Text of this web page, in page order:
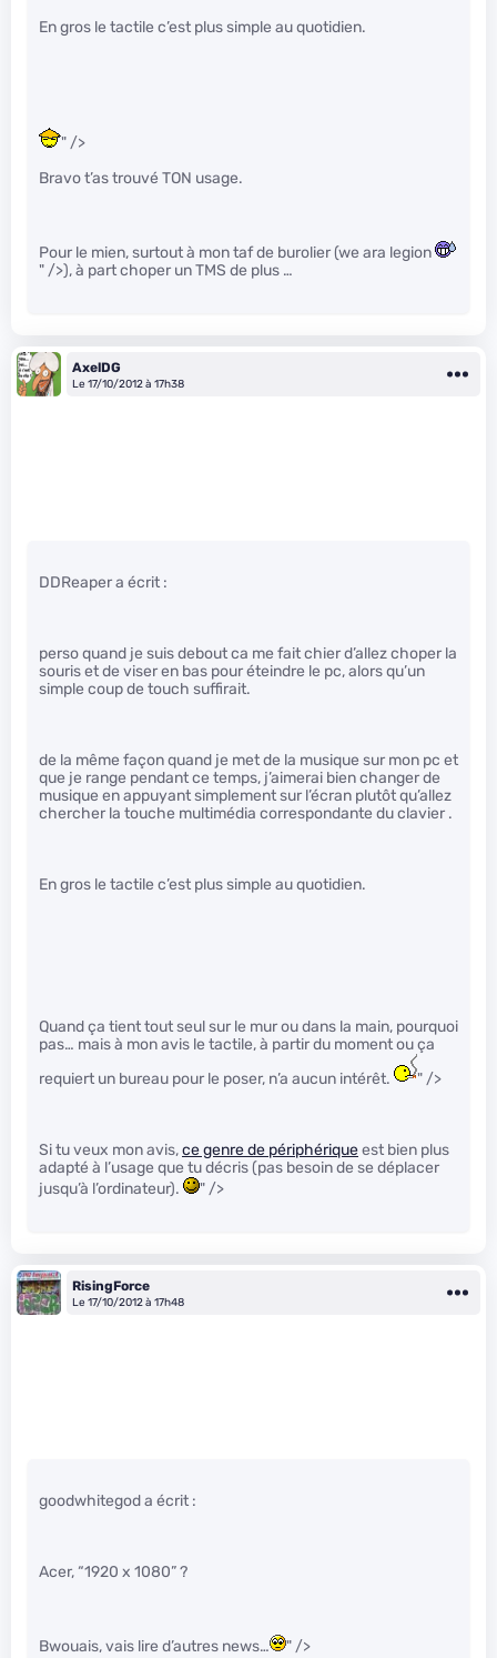
En gros le tactile c’est plus simple au quotidien.
" />
Bravo t’as trouvé TON usage.
Pour le mien, surtout à mon taf de burolier (we ara legion
" />), à part choper un TMS de plus …
AxelDG
Le 17/10/2012 à 17h38
DDReaper a écrit :
perso quand je suis debout ca me fait chier d’allez choper la
souris et de viser en bas pour éteindre le pc, alors qu’un
simple coup de touch suffirait.
de la même façon quand je met de la musique sur mon pc et
que je range pendant ce temps, j’aimerai bien changer de
musique en appuyant simplement sur l’écran plutôt qu’allez
chercher la touche multimédia correspondante du clavier .
En gros le tactile c’est plus simple au quotidien.
Quand ça tient tout seul sur le mur ou dans la main, pourquoi
pas… mais à mon avis le tactile, à partir du moment ou ça
requiert un bureau pour le poser, n’a aucun intérêt.
" />
Si tu veux mon avis,ce genre de périphériqueest bien plus
adapté à l’usage que tu décris (pas besoin de se déplacer
jusqu’à l’ordinateur).
" />
RisingForce
Le 17/10/2012 à 17h48
goodwhitegod a écrit :
Acer, “1920 x 1080” ?
Bwouais, vais lire d’autres news… " />